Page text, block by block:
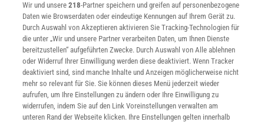
WEITERE NEUERSCHEINUNGEN SPEKTRUM SHOP
Spektrum.de-Newsletter abonnieren
Wir und unsere218-Partner speichern und greifen auf personenbezogene
Daten wie Browserdaten oder eindeutige Kennungen auf Ihrem Gerät zu.
Durch Auswahl von Akzeptieren aktivieren Sie Tracking-Technologien für
die unter „Wir und unsere Partner verarbeiten Daten, um Ihnen Dienste
bereitzustellen“ aufgeführten Zwecke. Durch Auswahl von Alle ablehnen
oder Widerruf Ihrer Einwilligung werden diese deaktiviert. Wenn Tracker
deaktiviert sind, sind manche Inhalte und Anzeigen möglicherweise nicht
mehr so relevant für Sie. Sie können dieses Menü jederzeit wieder
aufrufen, um Ihre Einstellungen zu ändern oder Ihre Einwilligung zu
widerrufen, indem Sie auf den Link Voreinstellungen verwalten am
unteren Rand der Webseite klicken. Ihre Einstellungen gelten innerhalb